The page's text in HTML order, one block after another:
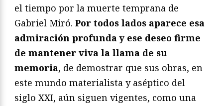
el tiempo por la muerte temprana de
Gabriel Miró. Por todos lados aparece esa
admiración profunda y ese deseo firme
de mantener viva la llama de su
memoria, de demostrar que sus obras, en
este mundo materialista y aséptico del
siglo XXI, aún siguen vigentes, como una